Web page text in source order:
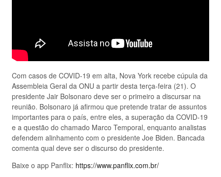
Com casos de COVID-19 em alta, Nova York recebe cúpula da
Assembleia Geral da ONU a partir desta terça-feira (21). O
presidente Jair Bolsonaro deve ser o primeiro a discursar na
reunião. Bolsonaro já afirmou que pretende tratar de assuntos
importantes para o país, entre eles, a superação da COVID-19
e a questão do chamado Marco Temporal, enquanto analistas
defendem alinhamento com o presidente Joe Biden. Bancada
comenta qual deve ser o discurso do presidente.
Baixe o app Panflix: https://www.panflix.com.br/